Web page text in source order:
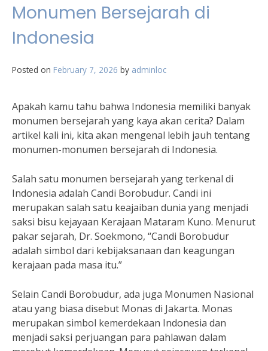
Monumen Bersejarah di
Indonesia
Posted on February 7, 2026 by adminloc
Apakah kamu tahu bahwa Indonesia memiliki banyak
monumen bersejarah yang kaya akan cerita? Dalam
artikel kali ini, kita akan mengenal lebih jauh tentang
monumen-monumen bersejarah di Indonesia.
Salah satu monumen bersejarah yang terkenal di
Indonesia adalah Candi Borobudur. Candi ini
merupakan salah satu keajaiban dunia yang menjadi
saksi bisu kejayaan Kerajaan Mataram Kuno. Menurut
pakar sejarah, Dr. Soekmono, “Candi Borobudur
adalah simbol dari kebijaksanaan dan keagungan
kerajaan pada masa itu.”
Selain Candi Borobudur, ada juga Monumen Nasional
atau yang biasa disebut Monas di Jakarta. Monas
merupakan simbol kemerdekaan Indonesia dan
menjadi saksi perjuangan para pahlawan dalam